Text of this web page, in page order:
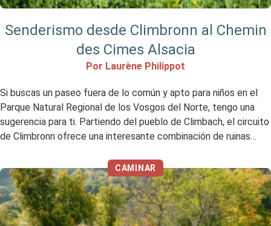
Senderismo desde Climbronn al Chemin
des Cimes Alsacia
Por Laurène Philippot
Si buscas un paseo fuera de lo común y apto para niños en el
Parque Natural Regional de los Vosgos del Norte, tengo una
sugerencia para ti. Partiendo del pueblo de Climbach, el circuito
de Climbronn ofrece una interesante combinación de ruinas
espectaculares desde el Chemin […]
CAMINAR